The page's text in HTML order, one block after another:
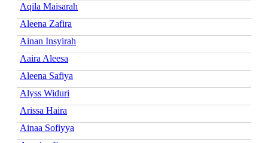
Aqila Maisarah
Aleena Zafira
Ainan Insyirah
Aaira Aleesa
Aleena Safiya
Alyss Widuri
Arissa Haira
Ainaa Sofiyya